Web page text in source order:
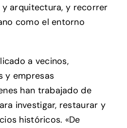
arquitectura, y recorrer
como el entorno
a vecinos,
y empresas
han trabajado de
investigar, restaurar y
históricos. «De